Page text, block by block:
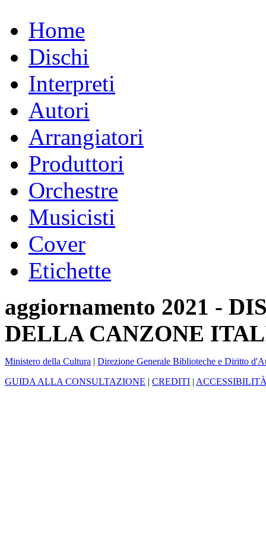
Home
Dischi
Interpreti
Autori
Arrangiatori
Produttori
Orchestre
Musicisti
Cover
Etichette
aggiornamento 2021 -
DELLA CANZONE
Ministero della Cultura | Direzione Generale Biblioteche e Diritto
GUIDA ALLA CONSULTAZIONE | CREDITI |